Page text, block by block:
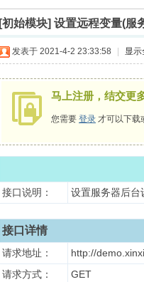
[初始模块] 设置远程变量(服
发表于 2021-4-2 23:33:58 显
马上注册，结交更
您需要 登录 才可以下载
接口说明： 设置服务器后台
接口详情
请求地址：
http://
请求方式：
GET